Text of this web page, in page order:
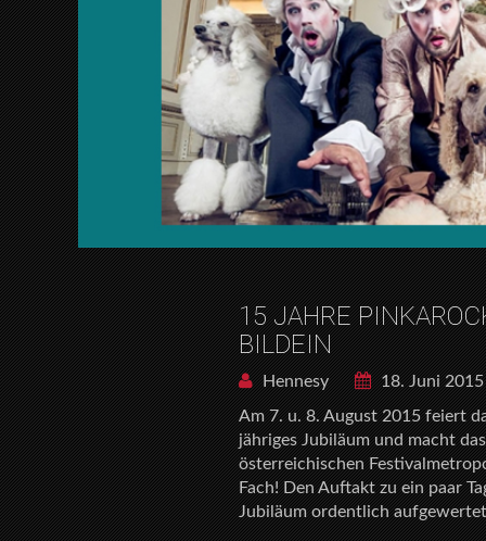
15 JAHRE
BILDEIN
Hennesy
18. Juni 2015
Am 7. u. 8. August 2015 feiert
jähriges Jubiläum und macht
österreichischen
Fach! Den Auftakt zu ein paar
Jubiläum ordentlich